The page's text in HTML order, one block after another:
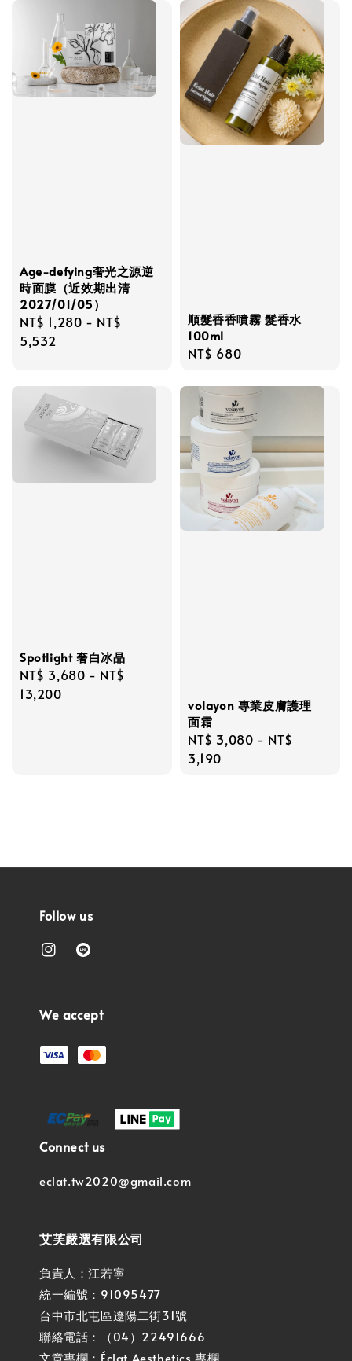
Age-defying奢光之源逆
時面膜（近效期出清
2027/01/05）
Regular
price
NT$ 1,280 - NT$
5,532
順髮香香噴霧 髮香水
100ml
Regular
NT$ 680
Spotlight 奢白冰晶
Regular
price
NT$ 3,680 - NT$
13,200
volayon 專業皮膚護理
面霜
Regular
price
NT$ 3,080 - NT$
3,190
Follow us
We accept
Connect us
eclat.tw2020@gmail.com
艾芙嚴選有限公司
負責人：江若寧
統一編號：91095477
台中市北屯區遼陽二街31號
聯絡電話：（04）22491666
文章專欄： Éclat Aesthetics 專欄